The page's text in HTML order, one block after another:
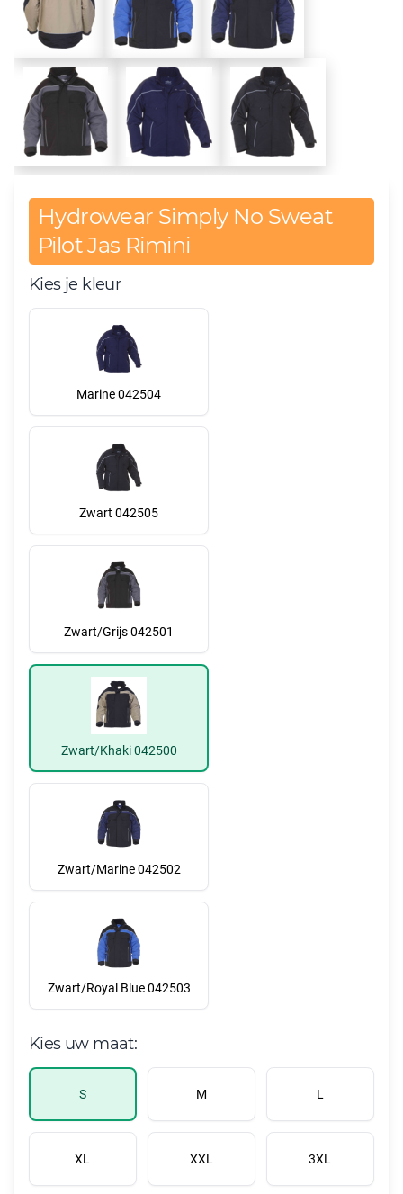
Hydrowear Simply No Sweat
Pilot Jas Rimini
Kies je kleur
Marine 042504
Zwart 042505
Zwart/Grijs 042501
Zwart/Khaki 042500
Zwart/Marine 042502
Zwart/Royal Blue 042503
Kies uw maat:
S M L
XL XXL 3XL